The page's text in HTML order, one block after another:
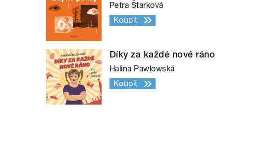
Petra Štarková
Koupit
Díky za každé nové ráno
Halina Pawlowská
Koupit